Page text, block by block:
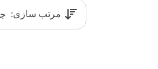
مرتب سازی: